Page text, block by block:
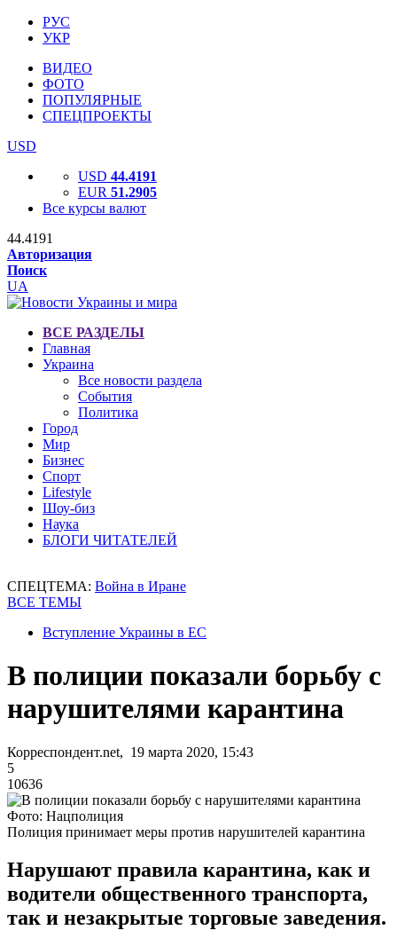
РУС
УКР
ВИДЕО
ФОТО
ПОПУЛЯРНЫЕ
СПЕЦПРОЕКТЫ
USD
USD 44.4191
EUR 51.2905
Все курсы валют
44.4191
Авторизация
Поиск
UA
ВСЕ РАЗДЕЛЫ
Главная
Украина
Все новости раздела
События
Политика
Город
Мир
Бизнес
Спорт
Lifestyle
Шоу-биз
Наука
БЛОГИ ЧИТАТЕЛЕЙ
СПЕЦТЕМА: Война в Иране
ВСЕ ТЕМЫ
Вступление Украины в ЕС
В полиции показали борьбу с
нарушителями карантина
Корреспондент.net, 19 марта 2020, 15:43
5
10636
Фото: Нацполиция
Полиция принимает меры против нарушителей карантина
Нарушают правила карантина, как и
водители общественного транспорта,
так и незакрытые торговые заведения.